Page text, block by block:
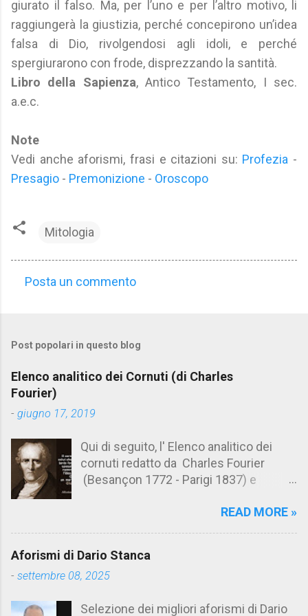
giurato il falso. Ma, per l’uno e per l’altro motivo, li
raggiungerà la giustizia, perché concepirono un’idea
falsa di Dio, rivolgendosi agli idoli, e perché
spergiurarono con frode, disprezzando la santità.
Libro della Sapienza, Antico Testamento, I sec.
a.e.c.
Note
Vedi anche aforismi, frasi e citazioni su: Profezia -
Presagio - Premonizione - Oroscopo
Mitologia
m
e
n
t
Posta un commento
Post popolari in questo blog
Elenco analitico dei Cornuti (di Charles
Fourier)
- giugno 17, 2019
Qui di seguito, l' Elenco analitico dei
cornuti redatto da Charles Fourier
(Besançon 1772 - Parigi 1837) e
Aforismario trovi anche una raccolta di
cornuto pretenzioso: colui che ritiene
sua moglie tanto fortunata, per averlo
ammettere l'idea del tradimento. Ciò lo
READ MORE »
Aforismi di Dario Stanca
- settembre 08, 2025
Selezione dei migliori aforismi di Dario